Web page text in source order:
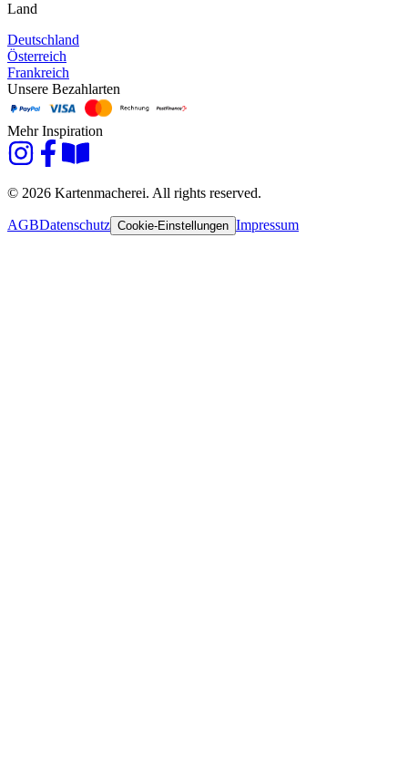
Land
Deutschland
Österreich
Frankreich
Unsere Bezahlarten
Mehr Inspiration
© 2026 Kartenmacherei. All rights reserved.
AGBDatenschutz Cookie-Einstellungen Impressum